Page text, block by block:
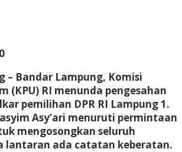
– Bandar Lampung, Komisi
(KPU) RI menunda pengesahan
pemilihan DPR RI Lampung 1.
Asy’ari menuruti permintaan
mengosongkan seluruh
lantaran ada catatan keberatan.